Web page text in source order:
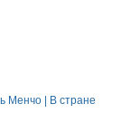
Менчо | В стране